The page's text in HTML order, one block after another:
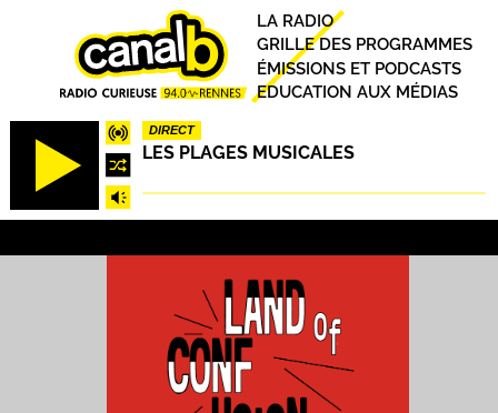
DIRECT
LES PLAGES MUSICALES
Principal
LA RADIO
GRILLE DES PROGRAMMES
ÉMISSIONS ET PODCASTS
EDUCATION AUX MÉDIAS